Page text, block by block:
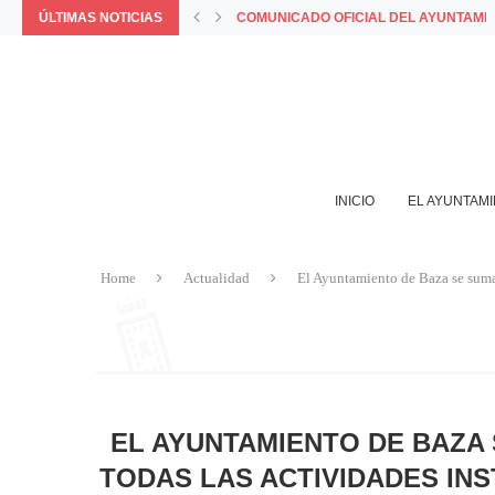
ÚLTIMAS NOTICIAS
PORQUE LA MEJOR FORMA DE VIVIR
INICIO EL
Home Actualidad
El Ayuntamiento de Baza se
EL AYUNTAMIENTO DE
TODAS LAS ACTIVIDADES